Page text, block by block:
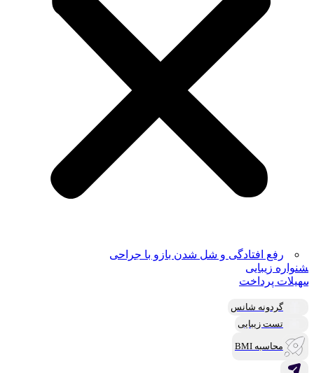
رفع افتادگی و شل شدن بازو با جراحی
زیبایی
پرداخت
گردونه شانس
تست زیبایی
محاسبه BMI